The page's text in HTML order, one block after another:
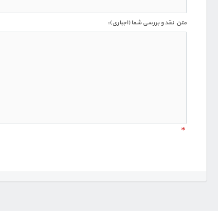
متن نقد و بررسی شما (اجباری):
*